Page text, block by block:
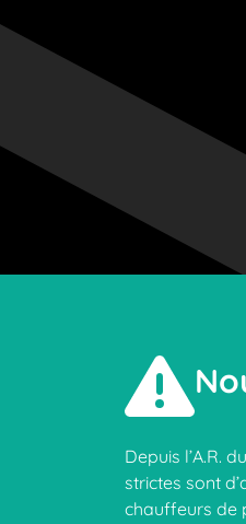
Depuis l’A.R.
strictes sont
chauffeurs de